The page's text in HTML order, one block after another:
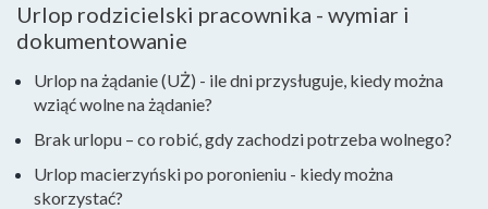
Urlop rodzicielski pracownika - wymiar i
dokumentowanie
Urlop na żądanie (UŻ) - ile dni przysługuje, kiedy można
wziąć wolne na żądanie?
Brak urlopu – co robić, gdy zachodzi potrzeba wolnego?
Urlop macierzyński po poronieniu - kiedy można
skorzystać?